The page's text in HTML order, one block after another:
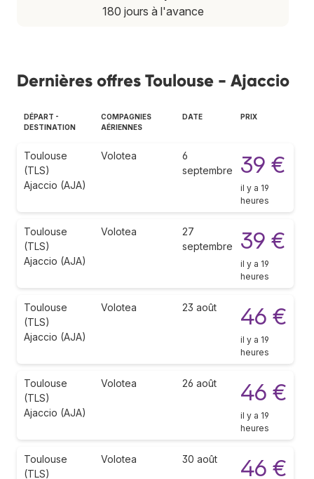
180 jours à l'avance
Dernières offres Toulouse - Ajaccio
DÉPART -
DESTINATION
COMPAGNIES
AÉRIENNES
DATE PRIX
Toulouse
(TLS)
Ajaccio (AJA)
Volotea
6
septembre
39 €
il y a 19
heures
Toulouse
(TLS)
Ajaccio (AJA)
Volotea
27
septembre
39 €
il y a 19
heures
Toulouse
(TLS)
Ajaccio (AJA)
Volotea 23 août 46 €
il y a 19
heures
Toulouse
(TLS)
Ajaccio (AJA)
Volotea 26 août 46 €
il y a 19
heures
Toulouse
(TLS)
Volotea 30 août 46 €